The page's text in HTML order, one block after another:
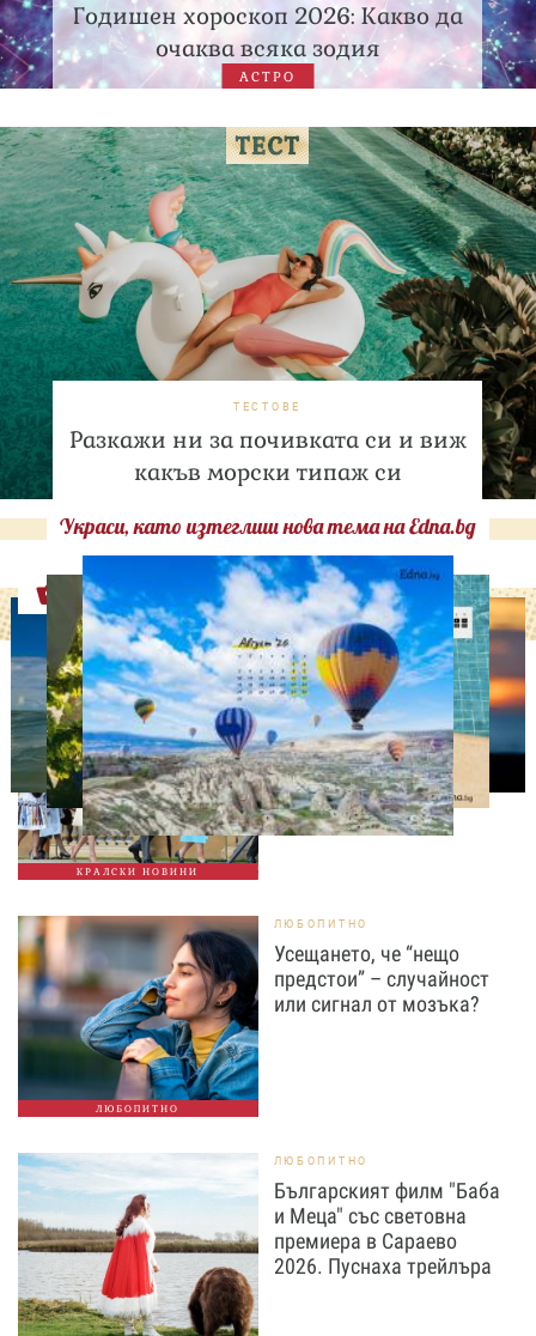
Годишен хороскоп 2026: Какво да
очаква всяка зодия
АСТРО
ТЕСТОВЕ
Разкажи ни за почивката си и виж
какъв морски типаж си
Украси, като изтеглиш нова тема на Edna.bg
Оферти
КРАЛСКИ НОВИНИ
СВОБОДНО ВРЕМЕ
Ново бебе в кралското
семейство
ЛЮБОПИТНО
ЛЮБОПИТНО
Усещането, че “нещо
предстои” – случайност
или сигнал от мозъка?
ЛЮБОПИТНО
Българският филм "Баба
и Меца" със световна
премиера в Сараево
2026. Пуснаха трейлъра